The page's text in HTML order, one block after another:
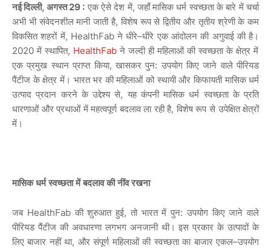
नई दिल्ली, अगस्त 29 : एक ऐसे देश में, जहाँ मासिक धर्म स्वच्छता के बारे में चर्चा
अभी भी संवेदनशील मानी जाती है, विशेष रूप से द्वितीय और तृतीय श्रेणी के कम
विकसित शहरों में, HealthFabने धीरे–धीरे एक आंदोलन की अगुवाई की है।
2020 में स्थापित, HealthFab ने जल्दी ही महिलाओं की स्वच्छता के क्षेत्र में
एक प्रमुख स्थान प्राप्त किया, खासकर पुन: उपयोग किए जाने वाले पीरियड
पैंटीज के क्षेत्र में। भारत भर की महिलाओं को स्थायी और किफायती मासिक धर्म
उत्पाद प्रदान करने के उद्देश्य से, यह कंपनी मासिक धर्म स्वच्छता के प्रति
धारणाओं और प्रथाओं में महत्वपूर्ण बदलाव ला रही है, विशेष रूप से उपेक्षित क्षेत्रों
में।
मासिक धर्म स्वच्छता में बदलाव की नींव रखना
जबHealthFab की शुरुआत हुई, तो भारत में पुन: उपयोग किए जाने वाले
पीरियड पैंटीज की अवधारणा लगभग अनजानी थी। इस प्रकार के उत्पादों के
लिए बाजार नहीं था, और संपूर्ण महिलाओं की स्वच्छता का बाजार एकल–उपयोग